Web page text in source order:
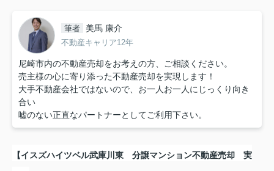
筆者 美馬 康介
不動産キャリア12年
尼崎市内の不動産売却をお考えの方、ご相談ください。
売主様の心に寄り添った不動産売却を実現します！
大手不動産会社ではないので、お一人お一人にじっくり向き
合い
嘘のない正直なパートナーとしてご利用下さい。
【イスズハイツベル武庫川東 分譲マンション不動産売却 実